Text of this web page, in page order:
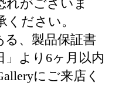
れがございま
ださい。
、製品保証書
」より6ヶ月以内
にご来店く